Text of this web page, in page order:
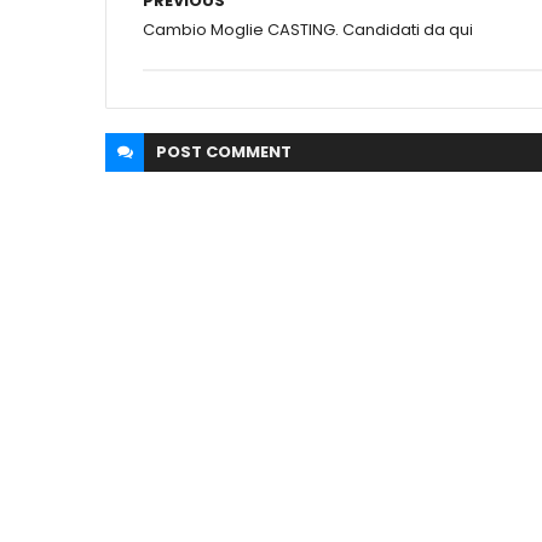
Cambio Moglie CASTING. Candidati da qui
POST COMMENT